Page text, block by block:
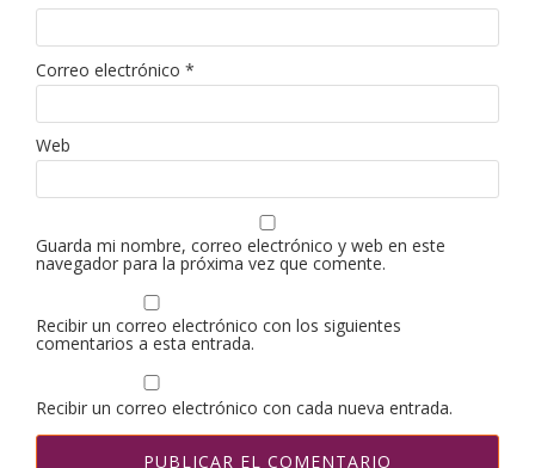
Correo electrónico *
Web
Guarda mi nombre, correo electrónico y web en este
navegador para la próxima vez que comente.
Recibir un correo electrónico con los siguientes
comentarios a esta entrada.
Recibir un correo electrónico con cada nueva entrada.